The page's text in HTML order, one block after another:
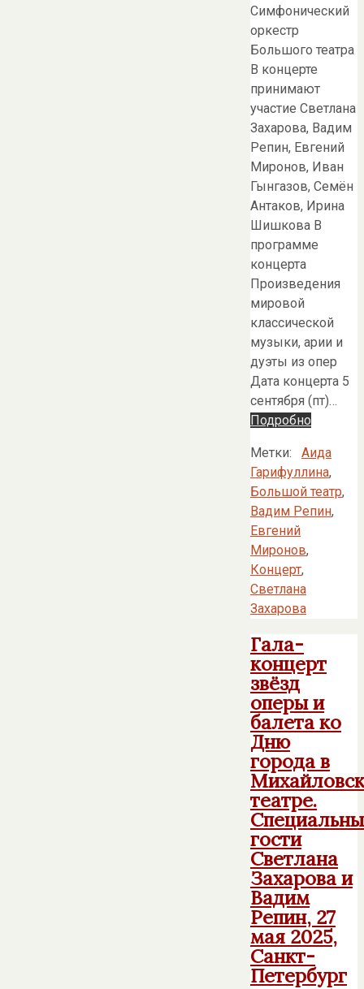
Симфонический
оркестр
Большого театра
В концерте
принимают
участие Светлана
Захарова, Вадим
Репин, Евгений
Миронов, Иван
Гынгазов, Семён
Антаков, Ирина
Шишкова В
программе
концерта
Произведения
мировой
классической
музыки, арии и
дуэты из опер
Дата концерта 5
сентября (пт)…
Подробно
Метки:
Аида
Гарифуллина,
Большой театр,
Вадим Репин,
Евгений
Миронов,
Концерт,
Светлана
Захарова
Гала-
концерт
звёзд
оперы и
балета ко
Дню
города в
театре.
гости
Светлана
Захарова и
Вадим
Репин, 27
мая 2025,
Санкт-
Петербург